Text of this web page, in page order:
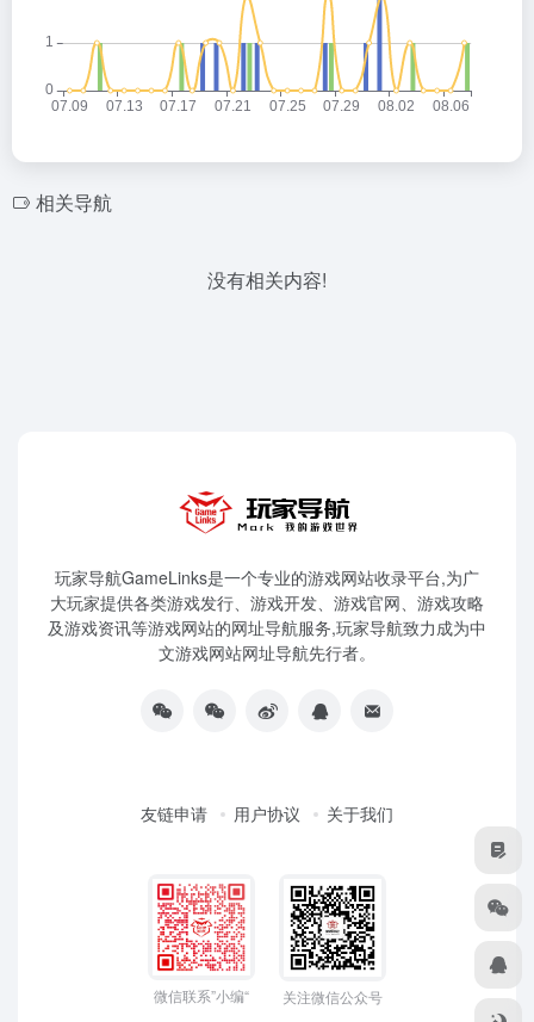
相关导航
没有相关内容!
玩家导航GameLinks是一个专业的游戏网站收录平台,为广
大玩家提供各类游戏发行、游戏开发、游戏官网、游戏攻略
及游戏资讯等游戏网站的网址导航服务,玩家导航致力成为中
文游戏网站网址导航先行者。
友链申请 用户协议 关于我们
微信联系”小编“ 关注微信公众号